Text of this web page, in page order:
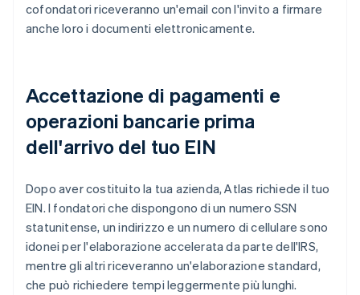
cofondatori riceveranno un'email con l'invito a firmare
anche loro i documenti elettronicamente.
Accettazione di pagamenti e
operazioni bancarie prima
dell'arrivo del tuo EIN
Dopo aver costituito la tua azienda, Atlas richiede il tuo
EIN. I fondatori che dispongono di un numero SSN
statunitense, un indirizzo e un numero di cellulare sono
idonei per l'elaborazione accelerata da parte dell'IRS,
mentre gli altri riceveranno un'elaborazione standard,
che può richiedere tempi leggermente più lunghi.